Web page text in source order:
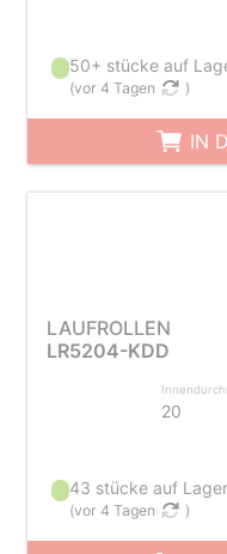
50+ stücke auf
(vor 4 Tagen )
IN
LAUFROLLEN
LR5204-KDD
20
43 stücke auf Lager
(vor 4 Tagen )